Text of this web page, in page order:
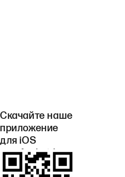
Скачайте наше
приложение
для iOS
или Android.